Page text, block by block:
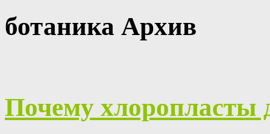
ботаника Архив
Почему хлоропласты